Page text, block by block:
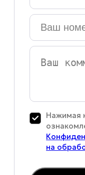
Ваш
номер
телефона*
Ваш
Нажимая
на